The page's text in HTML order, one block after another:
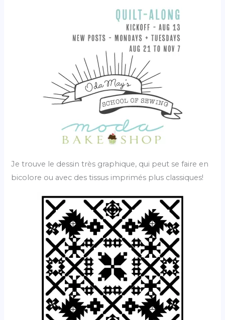
Je trouve le dessin très graphique, qui peut se faire en
bicolore ou avec des tissus imprimés plus classiques!